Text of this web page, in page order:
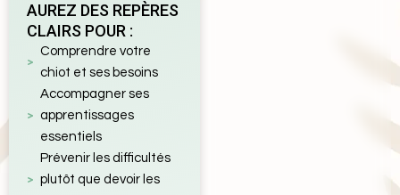
AUREZ DES REPÈRES
CLAIRS POUR :
Comprendre votre
chiot et ses besoins
Accompagner ses
apprentissages
essentiels
Prévenir les difficultés
plutôt que devoir les